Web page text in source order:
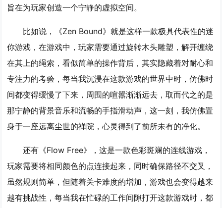
旨在为玩家创造一个宁静的虚拟空间。
比如说，《Zen Bound》就是这样一款极具代表性的迷
你游戏，在游戏中，玩家需要通过旋转木头雕塑，解开缠绕
在其上的绳索，看似简单的操作背后，其实隐藏着对耐心和
专注力的考验，每当我沉浸在这款游戏的世界中时，仿佛时
间都变得缓慢了下来，周围的喧嚣渐渐远去，取而代之的是
那宁静的背景音乐和流畅的手指滑动声，这一刻，我仿佛置
身于一座远离尘世的禅院，心灵得到了前所未有的净化。
还有《Flow Free》，这是一款色彩斑斓的连线游戏，
玩家需要将相同颜色的点连接起来，同时确保路径不交叉，
虽然规则简单，但随着关卡难度的增加，游戏也会变得越来
越有挑战性，每当我在忙碌的工作间隙打开这款游戏时，都